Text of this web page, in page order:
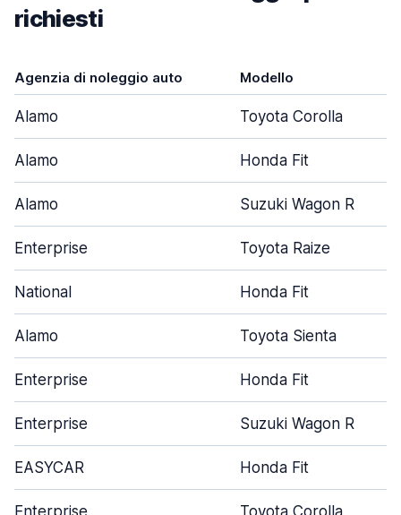
richiesti
Agenzia di noleggio auto Modello
Alamo Toyota Corolla
Alamo Honda Fit
Alamo Suzuki Wagon R
Enterprise Toyota Raize
National Honda Fit
Alamo Toyota Sienta
Enterprise Honda Fit
Enterprise Suzuki Wagon R
EASYCAR Honda Fit
Enterprise Toyota Corolla